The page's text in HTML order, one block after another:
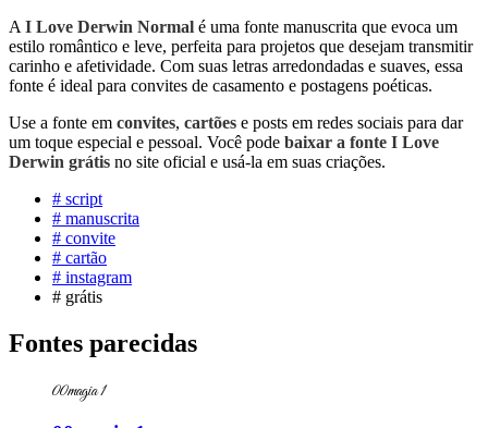
A I Love Derwin Normal é uma fonte manuscrita que evoca um
estilo romântico e leve, perfeita para projetos que desejam transmitir
carinho e afetividade. Com suas letras arredondadas e suaves, essa
fonte é ideal para convites de casamento e postagens poéticas.
Use a fonte em convites, cartões e posts em redes sociais para dar
um toque especial e pessoal. Você pode baixar a fonte I Love
Derwin grátis no site oficial e usá-la em suas criações.
# script
# manuscrita
# convite
# cartão
# instagram
# grátis
Fontes parecidas
00magia 1